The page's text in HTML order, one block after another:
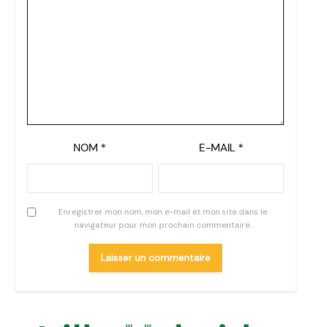
NOM * E-MAIL *
Enregistrer mon nom, mon e-mail et mon site dans le
navigateur pour mon prochain commentaire.